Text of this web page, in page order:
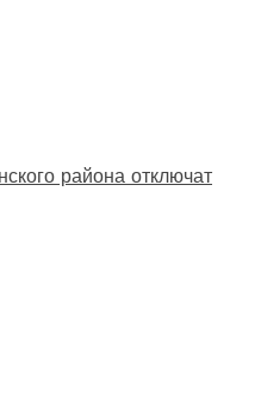
района отключат